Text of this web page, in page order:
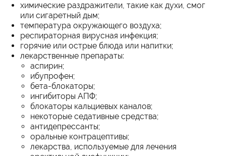
химические раздражители, такие как духи, смог
или сигаретный дым;
температура окружающего воздуха;
респираторная вирусная инфекция;
горячие или острые блюда или напитки;
лекарственные препараты:
аспирин;
ибупрофен;
бета-блокаторы;
ингибиторы АПФ;
блокаторы кальциевых каналов;
некоторые седативные средства;
антидепрессанты;
оральные контрацептивы;
лекарства, используемые для лечения